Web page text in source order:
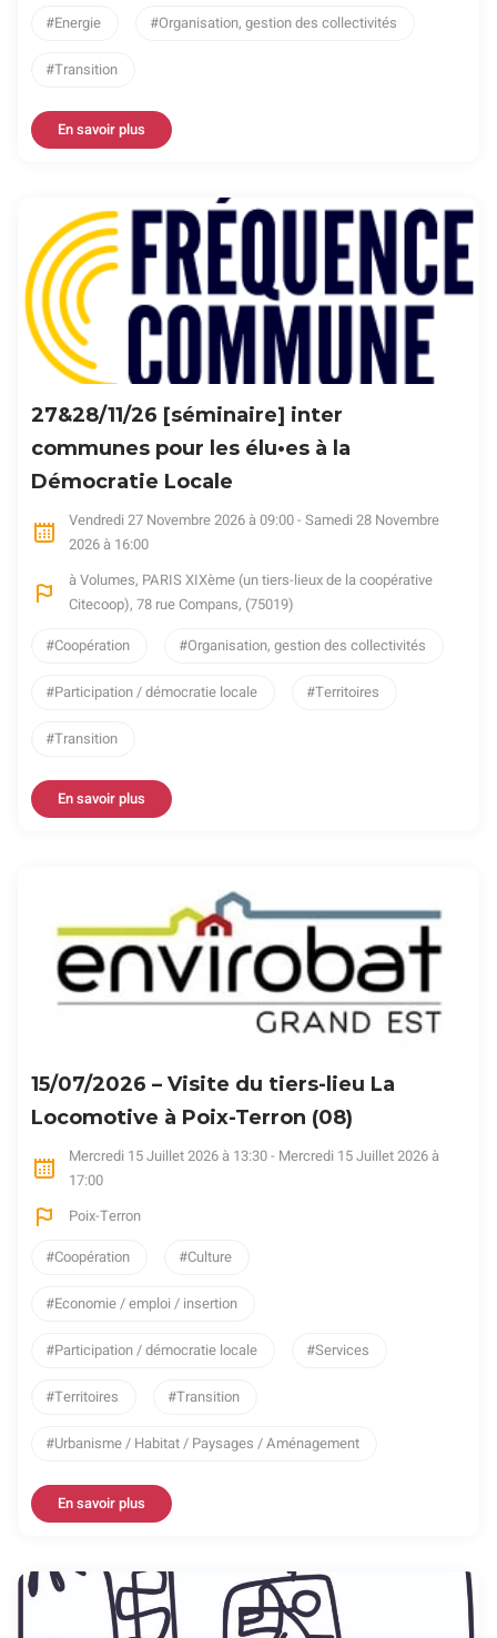
Energie Organisation, gestion des collectivités
Transition
En savoir plus
27&28/11/26 [séminaire] inter
communes pour les élu•es à la
Démocratie Locale
Vendredi 27 Novembre 2026 à 09:00 - Samedi 28 Novembre
2026 à 16:00
à Volumes, PARIS XIXème (un tiers-lieux de la coopérative
Citecoop), 78 rue Compans, (75019)
Coopération
Organisation, gestion des collectivités
Participation / démocratie locale Territoires
Transition
En savoir plus
15/07/2026 – Visite du tiers-lieu La
Locomotive à Poix-Terron (08)
Mercredi 15 Juillet 2026 à 13:30 - Mercredi 15 Juillet 2026 à
17:00
Poix-Terron
Coopération
Culture
Economie / emploi / insertion
Participation / démocratie locale Services
Territoires Transition
Urbanisme / Habitat / Paysages / Aménagement
En savoir plus